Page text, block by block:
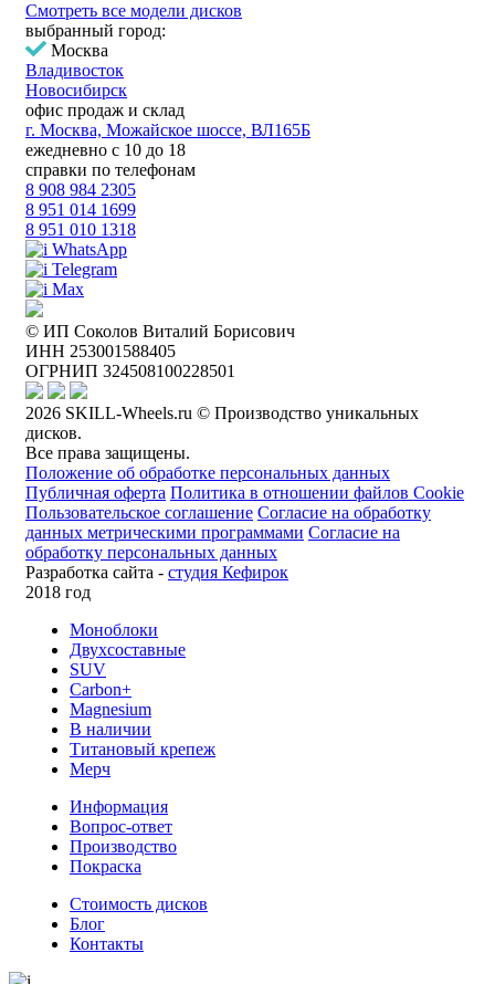
Смотреть все модели дисков
выбранный город:
Москва
Владивосток
Новосибирск
офис продаж и склад
г. Москва, Можайское шоссе, ВЛ165Б
ежедневно с 10 до 18
справки по телефонам
8 908 984 2305
8 951 014 1699
8 951 010 1318
WhatsApp
Telegram
Max
© ИП Соколов Виталий Борисович
ИНН 253001588405
ОГРНИП 324508100228501
2026 SKILL-Wheels.ru © Производство уникальных
дисков.
Все права защищены.
Положение об обработке персональных данных
Публичная оферта Политика в отношении файлов Cookie
Пользовательское соглашение Согласие на обработку
данных метрическими программами Согласие на
обработку персональных данных
Разработка сайта - студия Кефирок
2018 год
Моноблоки
Двухсоставные
SUV
Carbon+
Magnesium
В наличии
Титановый крепеж
Мерч
Информация
Вопрос-ответ
Производство
Покраска
Стоимость дисков
Блог
Контакты